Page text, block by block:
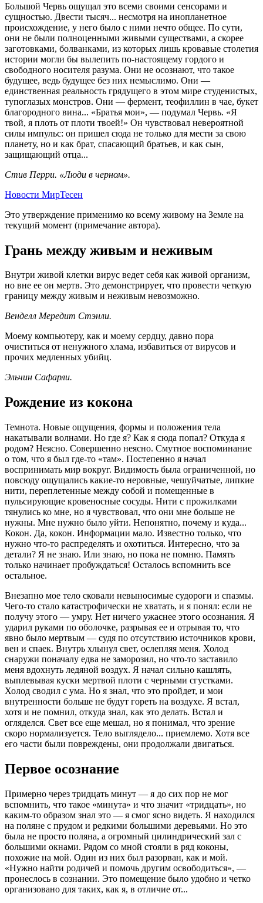
Большой Червь ощущал это всеми своими сенсорами и
сущностью. Двести тысяч... несмотря на инопланетное
происхождение, у него было с ними нечто общее. По сути,
они не были полноценными живыми существами, а скорее
заготовками, болванками, из которых лишь кровавые столетия
истории могли бы вылепить по-настоящему гордого и
свободного носителя разума. Они не осознают, что такое
будущее, ведь будущее без них немыслимо. Они —
единственная реальность грядущего в этом мире студенистых,
тупоглазых монстров. Они — фермент, теофиллин в чае, букет
благородного вина... «Братья мои», — подумал Червь. «Я
твой, я плоть от плоти твоей!» Он чувствовал невероятной
силы импульс: он пришел сюда не только для мести за свою
планету, но и как брат, спасающий братьев, и как сын,
защищающий отца...
Стив Перри. «Люди в черном».
Новости МирТесен
Это утверждение применимо ко всему живому на Земле на
текущий момент (примечание автора).
Грань между живым и неживым
Внутри живой клетки вирус ведет себя как живой организм,
но вне ее он мертв. Это демонстрирует, что провести четкую
границу между живым и неживым невозможно.
Венделл Мередит Стэнли.
Моему компьютеру, как и моему сердцу, давно пора
очиститься от ненужного хлама, избавиться от вирусов и
прочих медленных убийц.
Эльчин Сафарли.
Рождение из кокона
Темнота. Новые ощущения, формы и положения тела
накатывали волнами. Но где я? Как я сюда попал? Откуда я
родом? Неясно. Совершенно неясно. Смутное воспоминание
о том, что я был где-то «там». Постепенно я начал
воспринимать мир вокруг. Видимость была ограниченной, но
повсюду ощущались какие-то неровные, чешуйчатые, липкие
нити, переплетенные между собой и помещенные в
пульсирующие кровеносные сосуды. Нити с прожилками
тянулись ко мне, но я чувствовал, что они мне больше не
нужны. Мне нужно было уйти. Непонятно, почему и куда...
Кокон. Да, кокон. Информации мало. Известно только, что
нужно что-то распределять и охотиться. Интересно, что за
детали? Я не знаю. Или знаю, но пока не помню. Память
только начинает пробуждаться! Осталось вспомнить все
остальное.
Внезапно мое тело сковали невыносимые судороги и спазмы.
Чего-то стало катастрофически не хватать, и я понял: если не
получу этого — умру. Нет ничего ужаснее этого осознания. Я
ударил руками по оболочке, разрывая ее и отрывая то, что
явно было мертвым — судя по отсутствию источников крови,
вен и спаек. Внутрь хлынул свет, ослепляя меня. Холод
снаружи поначалу едва не заморозил, но что-то заставило
меня вдохнуть ледяной воздух. Я начал сильно кашлять,
выплевывая куски мертвой плоти с черными сгустками.
Холод сводил с ума. Но я знал, что это пройдет, и мои
внутренности больше не будут гореть на воздухе. Я встал,
хотя и не помнил, откуда знал, как это делать. Встал и
огляделся. Свет все еще мешал, но я понимал, что зрение
скоро нормализуется. Тело выглядело... приемлемо. Хотя все
его части были повреждены, они продолжали двигаться.
Первое осознание
Примерно через тридцать минут — я до сих пор не мог
вспомнить, что такое «минута» и что значит «тридцать», но
каким-то образом знал это — я смог ясно видеть. Я находился
на поляне с прудом и редкими большими деревьями. Но это
была не просто поляна, а огромный цилиндрический зал с
большими окнами. Рядом со мной стояли в ряд коконы,
похожие на мой. Один из них был разорван, как и мой.
«Нужно найти родичей и помочь другим освободиться», —
пронеслось в сознании. Это помещение было удобно и четко
организовано для таких, как я, в отличие от...